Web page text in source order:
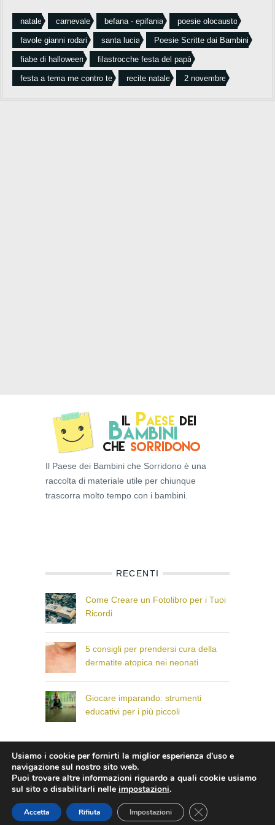
natale carnevale befana - epifania poesie olocausto
favole gianni rodari santa lucia Poesie Scritte dai Bambini
fiabe di halloween filastrocche festa del papà
festa a tema me contro te recite natale 2 novembre
Il Paese dei Bambini che Sorridono è una
raccolta di materiale utile per chiunque
trascorra molto tempo con i bambini.
RECENTI
Come Creare un Fotolibro per i Tuoi
Ricordi
5 consigli per prendersi cura della
dermatite atopica nei neonati
Giocare imparando: strumenti
educativi per i più piccoli
© Il Paese dei Bambini che Sorridono
Usiamo i cookie per fornirti la miglior esperienza d'uso e
navigazione sul nostro sito web.
Puoi trovare altre informazioni riguardo a quali cookie usiamo
sul sito o disabilitarli nelle impostazioni.
Accetta Rifiuta Impostazioni CLOSE GDPR